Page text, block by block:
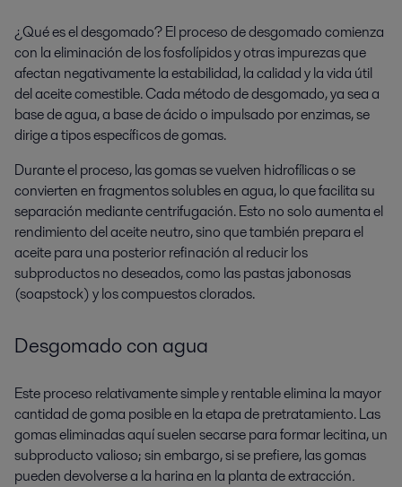
¿Qué es el desgomado? El proceso de desgomado comienza
con la eliminación de los fosfolípidos y otras impurezas que
afectan negativamente la estabilidad, la calidad y la vida útil
del aceite comestible. Cada método de desgomado, ya sea a
base de agua, a base de ácido o impulsado por enzimas, se
dirige a tipos específicos de gomas.
Durante el proceso, las gomas se vuelven hidrofílicas o se
convierten en fragmentos solubles en agua, lo que facilita su
separación mediante centrifugación. Esto no solo aumenta el
rendimiento del aceite neutro, sino que también prepara el
aceite para una posterior refinación al reducir los
subproductos no deseados, como las pastas jabonosas
(soapstock) y los compuestos clorados.
Desgomado con agua
Este proceso relativamente simple y rentable elimina la mayor
cantidad de goma posible en la etapa de pretratamiento. Las
gomas eliminadas aquí suelen secarse para formar lecitina, un
subproducto valioso; sin embargo, si se prefiere, las gomas
pueden devolverse a la harina en la planta de extracción.